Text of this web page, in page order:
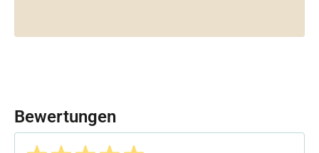
Bewertungen